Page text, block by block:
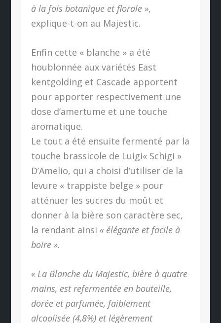
à la fois botanique et florale »,
explique-t-on au Majestic.
Enfin cette « blanche » a été
houblonnée aux variétés East
kentgolding et Cascade apportent
pour apporter respectivement une
dose d’amertume et une touche
aromatique.
Le tout a été ensuite fermenté par la
touche brassicole de Luigi« Schigi »
D’Amelio, qui a choisi d’utiliser de la
levure « trappiste belge » pour
atténuer les sucres du moût et
donner à la bière son caractère sec,
la rendant ainsi « élégante et facile à
boire ».
« La Blanche du Majestic, bière à quatre
mains, est refermentée en bouteille,
dorée et parfumée, faiblement
alcoolisée (4,8%) et légèrement